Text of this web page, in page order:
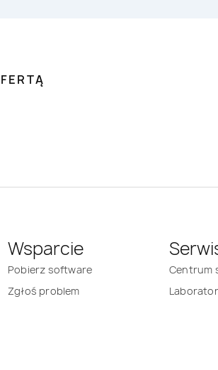
Wsparcie
Pobierz software
Zgłoś problem
Centrum